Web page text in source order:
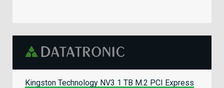
Kingston Technology NV3 1 TB M.2 PCI Express